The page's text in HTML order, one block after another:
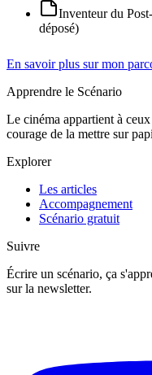
Inventeur du
déposé)
En savoir plus sur mon
Apprendre le Scénario
Le cinéma appartient à
courage de la mettre sur
Explorer
Les articles
Accompagnement
Scénario gratuit
Suivre
Écrire un scénario, ça
sur la newsletter.